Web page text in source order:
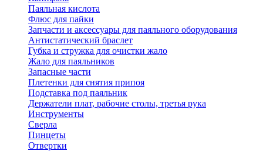
Паяльная кислота
Флюс для пайки
Запчасти и аксессуары для паяльного оборудования
Антистатический браслет
Губка и стружка для очистки жало
Жало для паяльников
Запасные части
Плетенки для снятия припоя
Подставка под паяльник
Держатели плат, рабочие столы, третья рука
Инструменты
Сверла
Пинцеты
Отвертки